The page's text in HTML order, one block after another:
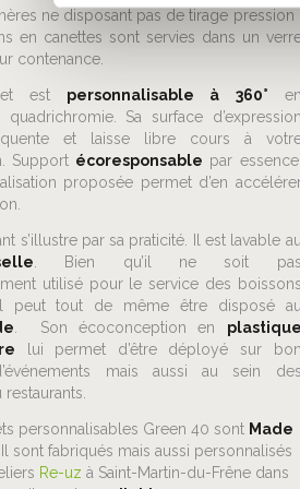
ne disposant pas de tirage pression :
en canettes sont servies dans un
contenance.
est personnalisable à 360° en
quadrichromie. Sa surface d’expression
et laisse libre cours à
Support écoresponsable par essence,
proposée permet d’en
s’illustre par sa praticité. Il est lavable au
. Bien qu’il ne soit pas
utilisé pour le service des boissons
peut tout de même être disposé au
. Son écoconception en plastique
lui permet d’être déployé sur bon
mais aussi au sein des
personnalisables Green 40 sont Made
. Il sont fabriqués mais aussi personnalisés
Re-uz à Saint-Martin-du-Frêne dans